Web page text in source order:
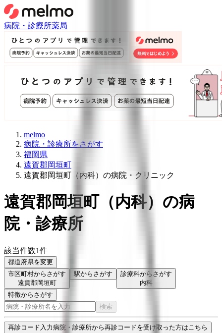
病院・診療所薬局
melmo
病院・診療所をさがす
福岡県
遠賀郡岡垣町
遠賀郡岡垣町（内科）の病院・クリニック
遠賀郡岡垣町（内科） の病
院・診療所
該当件数1件
都道府県を変更
市区町村からさがす
遠賀郡岡垣町
駅からさがす
診療科からさがす
内科
特徴からさがす
検索
再診コード入力病院・診療所から再診コードを受け取った方はこちら